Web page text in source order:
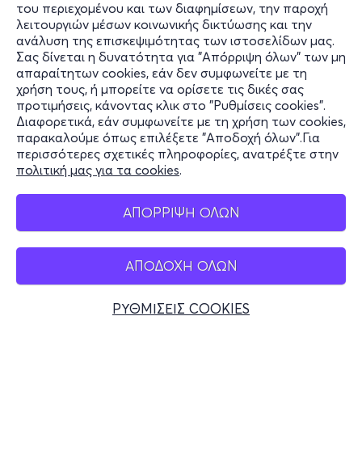
του περιεχομένου και των διαφημίσεων, την παροχή
λειτουργιών μέσων κοινωνικής δικτύωσης και την
ανάλυση της επισκεψιμότητας των ιστοσελίδων μας.
Σας δίνεται η δυνατότητα για "Απόρριψη όλων" των μη
απαραίτητων cookies, εάν δεν συμφωνείτε με τη
χρήση τους, ή μπορείτε να ορίσετε τις δικές σας
προτιμήσεις, κάνοντας κλικ στο "Ρυθμίσεις cookies".
Διαφορετικά, εάν συμφωνείτε με τη χρήση των cookies,
παρακαλούμε όπως επιλέξετε "Αποδοχή όλων".Για
περισσότερες σχετικές πληροφορίες, ανατρέξτε στην
πολιτική μας για τα cookies.
ΑΠΟΡΡΙΨΗ ΟΛΩΝ
ΑΠΟΔΟΧΗ ΟΛΩΝ
ΡΥΘΜΙΣΕΙΣ COOKIES
Πληροφορίες
Υποστήριξη
Stay Connected
Mobile app